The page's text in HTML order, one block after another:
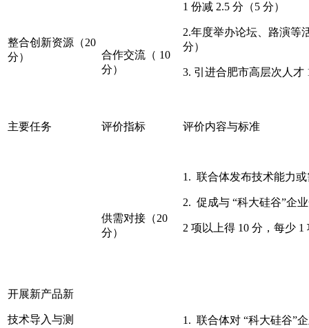
整合创新资源（20
分）
合作交流（ 10
分）
1 份减 2.5 分（5 分）
2.年度举办论坛、路演等
分）
3. 引进合肥市高层次人才
主要任务 评价指标 评价内容与标准
开展新产品新
技术导入与测
供需对接（20
分）
1. 联合体发布技术能力
2. 促成与 “科大硅谷”企
2 项以上得 10 分，每少 1
1. 联合体对 “科大硅谷”